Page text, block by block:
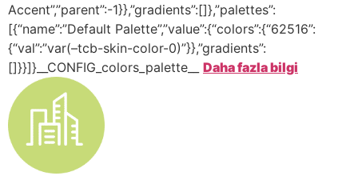
Accent”,”parent”:-1}},”gradients”:[]},”palettes”:
[{“name”:”Default Palette”,”value”:{“colors”:{“62516”:
{“val”:”var(–tcb-skin-color-0)”}},”gradients”:
[]}}]}__CONFIG_colors_palette__ Daha fazla bilgi